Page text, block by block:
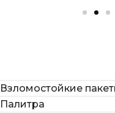
Взломостойкие
Палитра